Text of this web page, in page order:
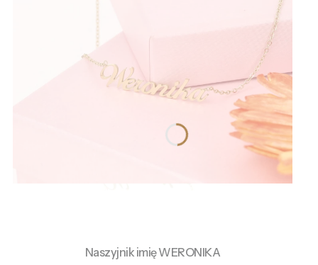
Naszyjnik imię WERONIKA